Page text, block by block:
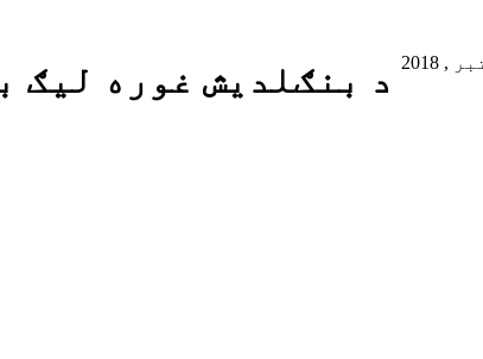
د بنګلدیش غوره لیګ